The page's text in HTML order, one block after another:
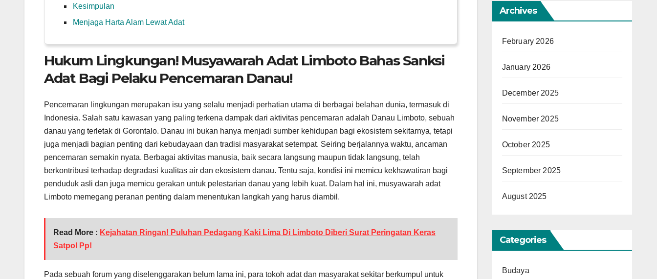
Kesimpulan
Menjaga Harta Alam Lewat Adat
Hukum Lingkungan! Musyawarah Adat Limboto Bahas Sanksi
Adat Bagi Pelaku Pencemaran Danau!
Pencemaran lingkungan merupakan isu yang selalu menjadi perhatian utama di berbagai belahan dunia, termasuk di
Indonesia. Salah satu kawasan yang paling terkena dampak dari aktivitas pencemaran adalah Danau Limboto, sebuah
danau yang terletak di Gorontalo. Danau ini bukan hanya menjadi sumber kehidupan bagi ekosistem sekitarnya, tetapi
juga menjadi bagian penting dari kebudayaan dan tradisi masyarakat setempat. Seiring berjalannya waktu, ancaman
pencemaran semakin nyata. Berbagai aktivitas manusia, baik secara langsung maupun tidak langsung, telah
berkontribusi terhadap degradasi kualitas air dan ekosistem danau. Tentu saja, kondisi ini memicu kekhawatiran bagi
penduduk asli dan juga memicu gerakan untuk pelestarian danau yang lebih kuat. Dalam hal ini, musyawarah adat
Limboto memegang peranan penting dalam menentukan langkah yang harus diambil.
Read More : Kejahatan Ringan! Puluhan Pedagang Kaki Lima Di Limboto Diberi Surat Peringatan Keras
Satpol Pp!
Pada sebuah forum yang diselenggarakan belum lama ini, para tokoh adat dan masyarakat sekitar berkumpul untuk
Archives
February 2026
January 2026
December 2025
November 2025
October 2025
September 2025
August 2025
Categories
Budaya